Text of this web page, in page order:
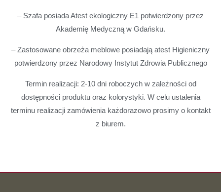
– Szafa posiada Atest ekologiczny E1 potwierdzony przez
Akademię Medyczną w Gdańsku.
– Zastosowane obrzeża meblowe posiadają atest Higieniczny
potwierdzony przez Narodowy Instytut Zdrowia Publicznego
Termin realizacji: 2-10 dni roboczych w zależności od
dostępności produktu oraz kolorystyki. W celu ustalenia
terminu realizacji zamówienia każdorazowo prosimy o kontakt
z biurem.